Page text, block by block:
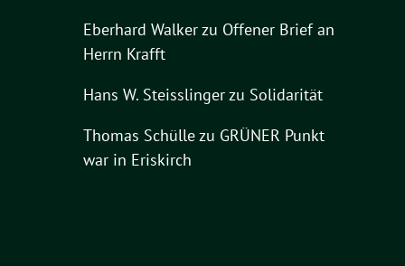
Eberhard Walkerzu Offener Brief an
Herrn Krafft
Hans W. Steisslingerzu Solidarität
Thomas Schüllezu GRÜNER Punkt
war in Eriskirch